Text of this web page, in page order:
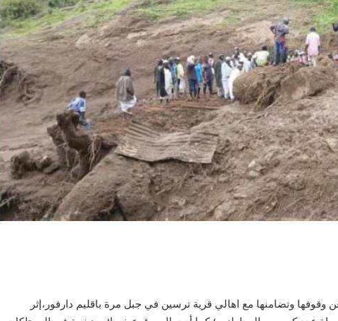
وقوفها وتضامنها مع اهالي قرية ترسين في جبل مرة باقليم دارفور،إثر